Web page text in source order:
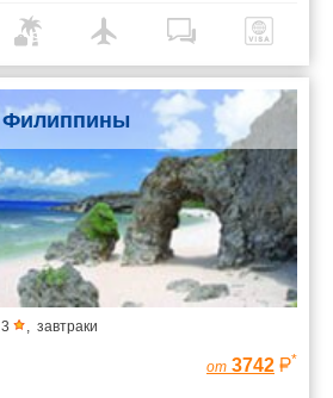
Филиппины
3 , завтраки
от 3742 *